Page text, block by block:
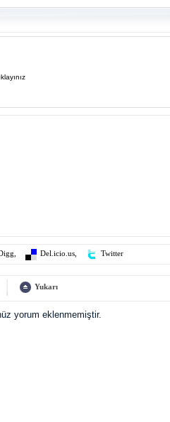
Del.icio.us Twitter
Yukarı
yorum eklenmemiştir.